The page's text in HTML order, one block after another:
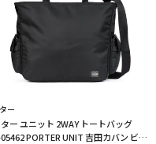
ー
ー ユニット 2WAY トートバッグ
PORTER UNIT 吉田カバン ビジ